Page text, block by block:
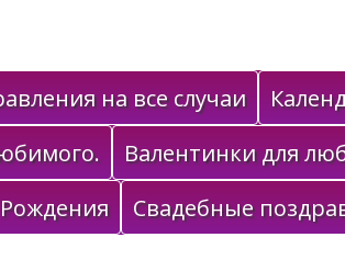
на все случаи
Валентинки для
Свадебные